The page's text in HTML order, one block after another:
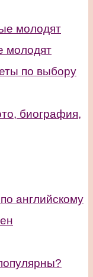
молодят
по выбору
биография,
английскому